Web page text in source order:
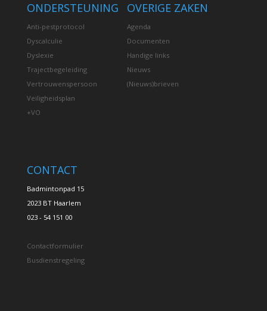
ONDERSTEUNING
Anti-pestprotocol
Dyscalculie
Dyslexie
Trajectbegeleiding
Vertrouwenspersoon
Veiligheidsplan
+VO
OVERIGE ZAKEN
Agenda
Documenten
Handige links
Nieuws
(Nieuws)brieven
CONTACT
Badmintonpad 15
2023 BT Haarlem
023 - 54 151 00
Contactformulier
Busdienstregeling